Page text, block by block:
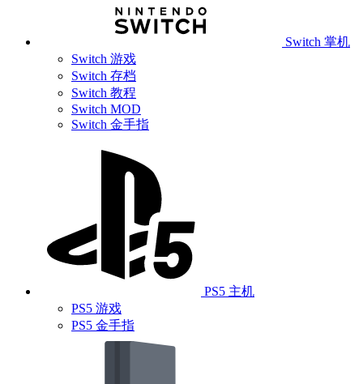
Switch 掌机
Switch 游戏
Switch 存档
Switch 教程
Switch MOD
Switch 金手指
PS5 主机
PS5 游戏
PS5 金手指